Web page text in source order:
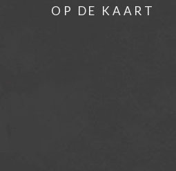
OP DE KAART